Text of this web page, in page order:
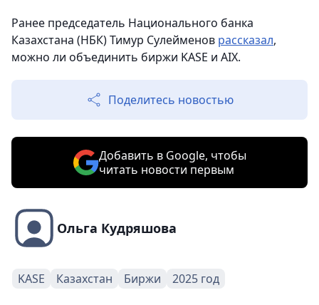
Ранее председатель Национального банка
Казахстана (НБК) Тимур Сулейменов рассказал,
можно ли объединить биржи KASE и AIX.
Поделитесь новостью
Добавить в Google, чтобы
читать новости первым
Ольга Кудряшова
KASE Казахстан Биржи 2025 год